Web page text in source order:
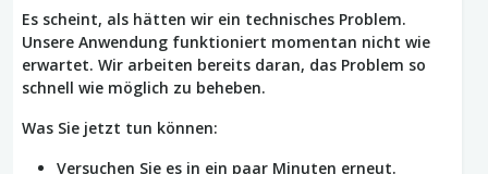
Es scheint, als hätten wir ein technisches Problem.
Unsere Anwendung funktioniert momentan nicht wie
erwartet. Wir arbeiten bereits daran, das Problem so
schnell wie möglich zu beheben.
Was Sie jetzt tun können:
Versuchen Sie es in ein paar Minuten erneut.